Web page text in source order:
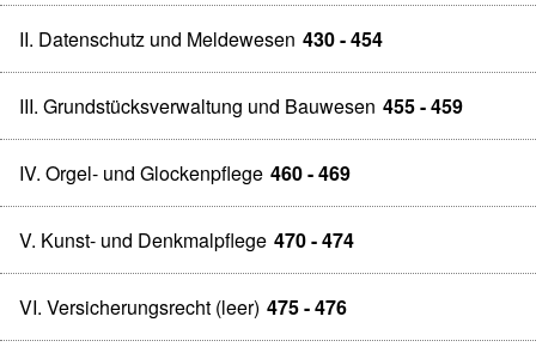
II. Datenschutz und Meldewesen 430 - 454
III. Grundstücksverwaltung und Bauwesen 455 - 459
IV. Orgel- und Glockenpflege 460 - 469
V. Kunst- und Denkmalpflege 470 - 474
VI. Versicherungsrecht (leer) 475 - 476